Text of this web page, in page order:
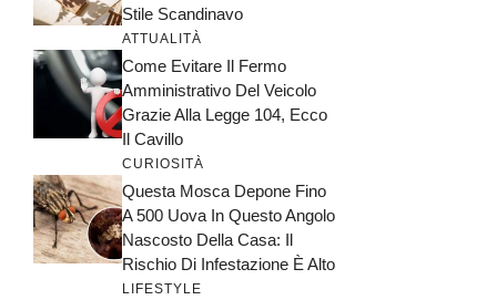
Stile Scandinavo
ATTUALITÀ
Come Evitare Il Fermo
Amministrativo Del Veicolo
Grazie Alla Legge 104, Ecco
Il Cavillo
CURIOSITÀ
Questa Mosca Depone Fino
A 500 Uova In Questo Angolo
Nascosto Della Casa: Il
Rischio Di Infestazione È Alto
LIFESTYLE